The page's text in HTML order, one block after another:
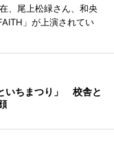
、尾上松緑さん、和央
」が上演されてい
いちまつり」 校舎と